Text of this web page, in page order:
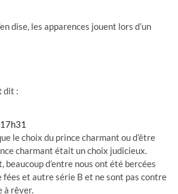
dise, les apparences jouent lors d’un
dit :
le choix du prince charmant ou d’être
charmant était un choix judicieux.
beaucoup d’entre nous ont été bercées
fées et autre série B et ne sont pas contre
à rêver.